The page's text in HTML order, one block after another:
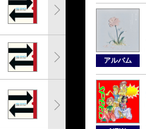
アルバム